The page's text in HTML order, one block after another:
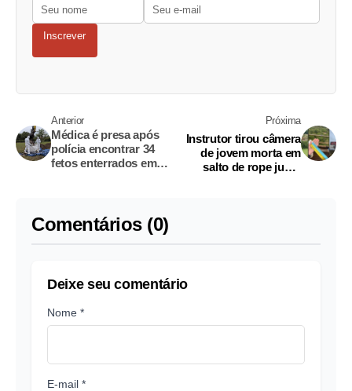
Inscrever
Anterior
Médica é presa após
polícia encontrar 34
fetos enterrados em
Próxima
Instrutor tirou câmera
de jovem morta em
salto de rope jump
Comentários (0)
Deixe seu comentário
Nome *
E-mail *